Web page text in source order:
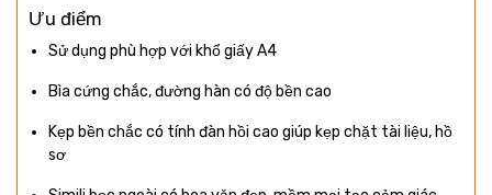
Ưu điểm
Sử dụng phù hợp với khổ giấy A4
Bìa cứng chắc, đường hàn có độ bền cao
Kẹp bền chắc có tính đàn hồi cao giúp kẹp chặt tài liệu, hồ
sơ